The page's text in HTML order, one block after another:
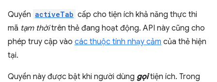
Quyền activeTab cấp cho tiện ích khả năng thực thi
mã tạm thờitrên thẻ đang hoạt động. API này cũng cho
phép truy cập vào các thuộc tính nhạy cảm của thẻ hiện
tại.
Quyền này được bật khi người dùng gọitiện ích. Trong